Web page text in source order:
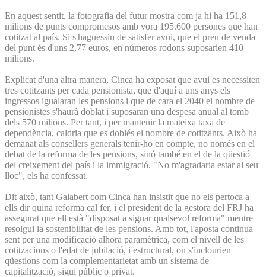
En aquest sentit, la fotografia del futur mostra com ja hi ha 151,8
milions de punts compromesos amb vora 195.600 persones que han
cotitzat al país. Si s'haguessin de satisfer avui, que el preu de venda
del punt és d'uns 2,77 euros, en números rodons suposarien 410
milions.
Explicat d'una altra manera, Cinca ha exposat que avui es necessiten
tres cotitzants per cada pensionista, que d'aquí a uns anys els
ingressos igualaran les pensions i que de cara el 2040 el nombre de
pensionistes s'haurà doblat i suposaran una despesa anual al tomb
dels 570 milions. Per tant, i per mantenir la mateixa taxa de
dependència, caldria que es doblés el nombre de cotitzants. Això ha
demanat als consellers generals tenir-ho en compte, no només en el
debat de la reforma de les pensions, sinó també en el de la qüestió
del creixement del país i la immigració. "No m'agradaria estar al seu
lloc", els ha confessat.
Dit això, tant Galabert com Cinca han insistit que no els pertoca a
ells dir quina reforma cal fer, i el president de la gestora del FRJ ha
assegurat que ell està "disposat a signar qualsevol reforma" mentre
resolgui la sostenibilitat de les pensions. Amb tot, l'aposta continua
sent per una modificació alhora paramètrica, com el nivell de les
cotitzacions o l'edat de jubilació, i estructural, on s'inclourien
qüestions com la complementarietat amb un sistema de
capitalització, sigui públic o privat.